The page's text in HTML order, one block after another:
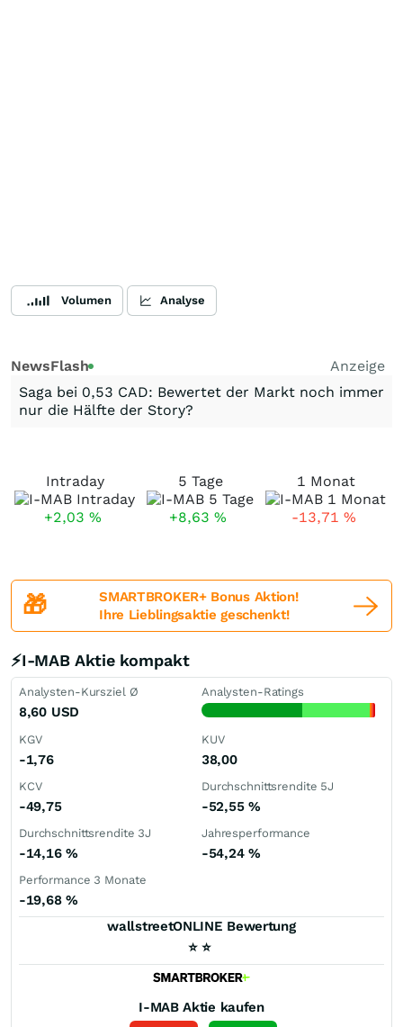
Volumen Analyse
NewsFlash
Anzeige
Saga bei 0,53 CAD: Bewertet der Markt noch immer
nur die Hälfte der Story?
Intraday
+2,03 %
5 Tage
+8,63 %
1 Monat
-13,71 %
🎁
SMARTBROKER+ Bonus Aktion!
Ihre Lieblingsaktie geschenkt!
⚡I-MAB Aktie kompakt
Analysten-Kursziel Ø
8,60 USD
Analysten-Ratings
KGV
-1,76
KUV
38,00
KCV
-49,75
Durchschnittsrendite 5J
-52,55 %
Durchschnittsrendite 3J
-14,16 %
Jahresperformance
-54,24 %
Performance 3 Monate
-19,68 %
wallstreetONLINE Bewertung
⭐ ⭐
I-MAB Aktie kaufen